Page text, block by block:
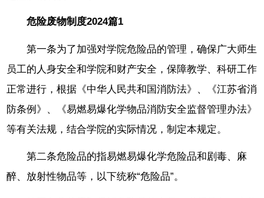
危险废物制度2024篇1
第一条为了加强对学院危险品的管理，确保广大师生
员工的人身安全和学院和财产安全，保障教学、科研工作
正常进行，根据《中华人民共和国消防法》、《江苏省消
防条例》、《易燃易爆化学物品消防安全监督管理办法》
等有关法规，结合学院的实际情况，制定本规定。
第二条危险品的指易燃易爆化学危险品和剧毒、麻
醉、放射性物品等，以下统称“危险品”。